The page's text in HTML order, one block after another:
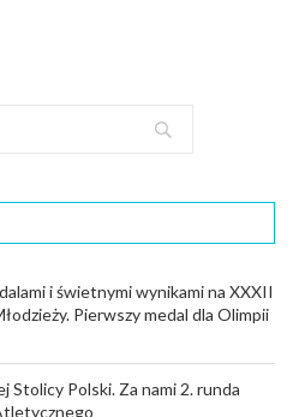
i świetnymi wynikami na XXXII
Pierwszy medal dla Olimpii
Polski. Za nami 2. runda